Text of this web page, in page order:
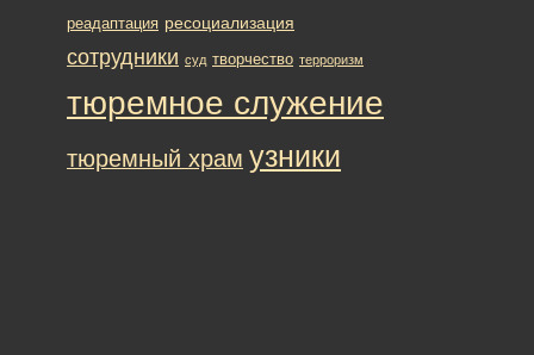
реадаптация ресоциализация
сотрудники суд творчество терроризм
тюремное служение
тюремный храм узники